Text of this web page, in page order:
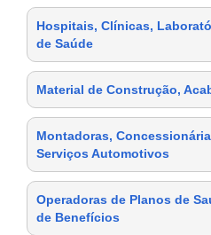
Hospitais, Clínicas,
de Saúde
Material de Construção,
Montadoras,
Serviços Automotivos
Operadoras de Planos de
de Benefícios